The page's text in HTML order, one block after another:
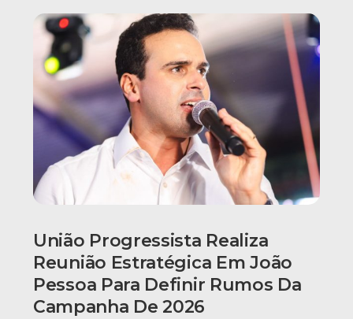
União Progressista Realiza
Reunião Estratégica Em João
Pessoa Para Definir Rumos Da
Campanha De 2026